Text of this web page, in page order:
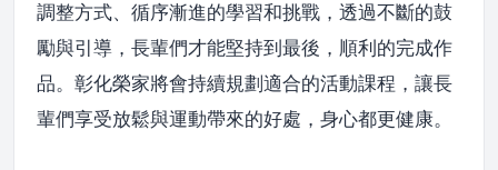
調整方式、循序漸進的學習和挑戰，透過不斷的鼓
勵與引導，長輩們才能堅持到最後，順利的完成作
品。彰化榮家將會持續規劃適合的活動課程，讓長
輩們享受放鬆與運動帶來的好處，身心都更健康。